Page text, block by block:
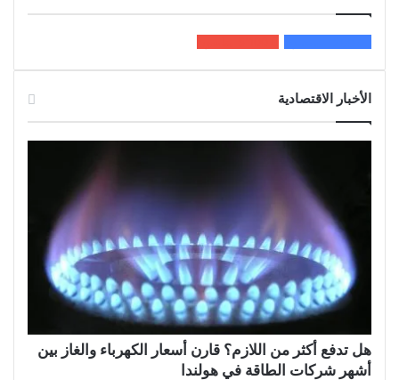
الأخبار الاقتصادية
هل تدفع أكثر من اللازم؟ قارن أسعار الكهرباء والغاز بين
أشهر شركات الطاقة في هولندا